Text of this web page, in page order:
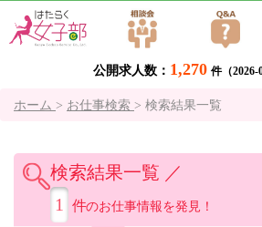
公開求人数： 1,270 件（2026-
ホーム > お仕事検索 > 検索結果一覧
検索結果一覧 ／
1
件のお仕事情報を発見！